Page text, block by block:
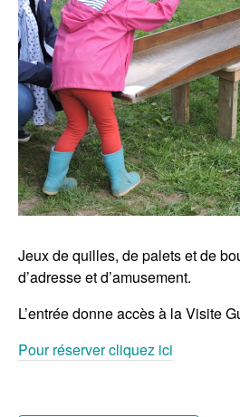
Jeux de quilles, de palets et de
d’adresse et d’amusement.
L’entrée donne accès à la Visite
Pour réserver cliquez ici